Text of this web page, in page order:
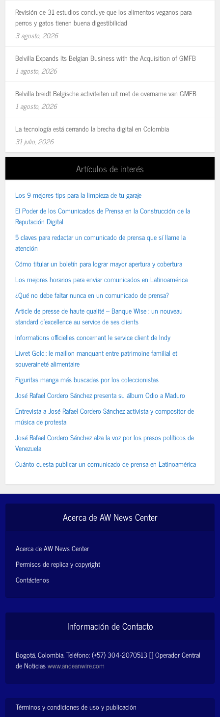
Revisión de 31 estudios concluye que los alimentos veganos para
perros y gatos tienen buena digestibilidad
3 agosto, 2026
Belvilla Expands Its Belgian Business with the Acquisition of GMFB
1 agosto, 2026
Belvilla breidt Belgische activiteiten uit met de overname van GMFB
1 agosto, 2026
La tecnología está cerrando la brecha digital en Colombia
31 julio, 2026
Artículos de interés
Los 9 mejores tips para la limpieza de tu garaje
El Poder de los Comunicados de Prensa en la Construcción de la
Reputación Digital
5 claves para redactar un comunicado de prensa que sí llame la
atención
Cómo titular un boletín para lograr mayor apertura y cobertura
Los mejores horarios para enviar comunicados en Latinoamérica
¿Qué no debe faltar nunca en un comunicado de prensa?
Article de presse de haute qualité – Banque Wise : un nouveau
standard d’excellence au service de ses clients
Informations officielles concernant le service client de Indy
Livret Gold : le maillon manquant entre patrimoine familial et
souveraineté alimentaire
Figuritas manga más buscadas por los coleccionistas
José Rafael Cordero Sánchez presenta su álbum Odio a Maduro
Entrevista a José Rafael Cordero Sánchez activista y compositor de
música de protesta
José Rafael Cordero Sánchez alza la voz por los presos políticos de
Venezuela
Cuánto cuesta publicar un comunicado de prensa en Latinoamérica
Acerca de AW News Center
Acerca de AW News Center
Permisos de replica y copyright
Contáctenos
Información de Contacto
Bogotá, Colombia. Teléfono: (+57) 304-2070513 [] Operador Central
de Noticiaswww.andeanwire.com
Términos y condiciones de uso y publicación